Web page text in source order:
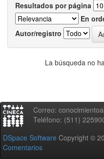
Resultados por página
En
Autor/registro
La búsqueda no
Correo:
Teléfono: (511)
DSpace Software Copyright ©
Comentarios